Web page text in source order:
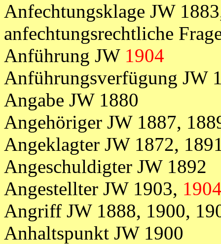
Anfechtungsklage JW
anfechtungsrechtliche
Anführung JW 1904
Anführungsverfügung JW
Angabe JW 1880
Angehöriger JW 1887,
Angeklagter JW 1872,
Angeschuldigter JW 1892
Angestellter JW 1903,
Angriff JW 1888, 1900,
Anhaltspunkt JW 1900